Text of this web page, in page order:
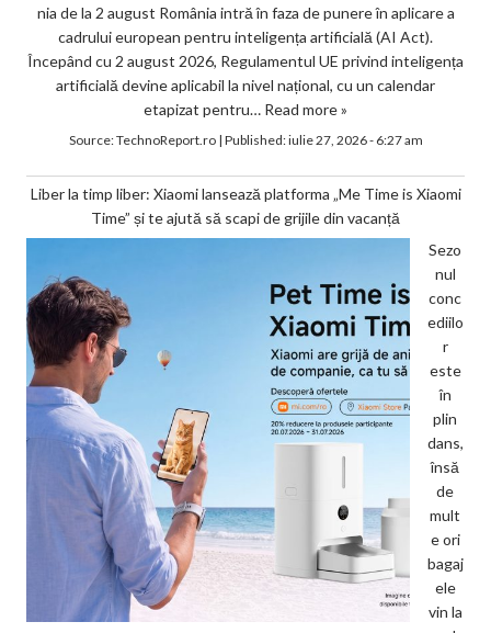
nia de la 2 august România intră în faza de punere în aplicare a
cadrului european pentru inteligența artificială (AI Act).
Începând cu 2 august 2026, Regulamentul UE privind inteligența
artificială devine aplicabil la nivel național, cu un calendar
etapizat pentru… Read more »
Source:TechnoReport.ro| Published:iulie 27, 2026 - 6:27 am
Liber la timp liber: Xiaomi lansează platforma „Me Time is Xiaomi
Time” și te ajută să scapi de grijile din vacanță
Sezo
nul
conc
ediilo
r
este
în
plin
dans,
însă
de
mult
e ori
bagaj
ele
vin la